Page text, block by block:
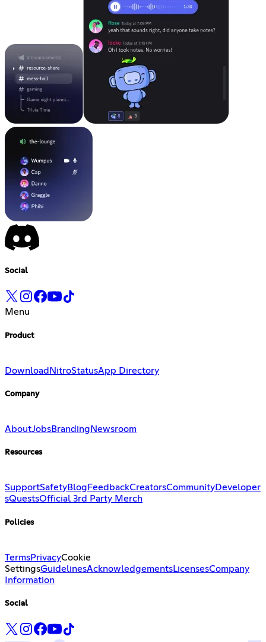
Social
Menu
Product
Download NitroStatusApp Directory
Company
AboutJobsBranding Newsroom
Resources
SupportSafetyBlog FeedbackCreatorsCommunityDeveloper
sQuestsOfficial 3rd Party Merch
Policies
TermsPrivacyCookie
SettingsGuidelinesAcknowledgementsLicensesCompany
Information
Social